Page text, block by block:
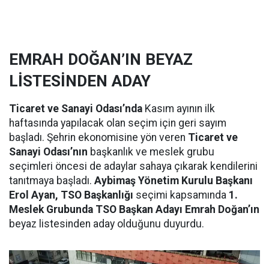
EMRAH DOĞAN’IN BEYAZ
LİSTESİNDEN ADAY
Ticaret ve Sanayi Odası’nda Kasım ayının ilk
haftasında yapılacak olan seçim için geri sayım
başladı. Şehrin ekonomisine yön veren Ticaret ve
Sanayi Odası’nın başkanlık ve meslek grubu
seçimleri öncesi de adaylar sahaya çıkarak kendilerini
tanıtmaya başladı. Aybimaş Yönetim Kurulu Başkanı
Erol Ayan, TSO Başkanlığı seçimi kapsamında 1.
Meslek Grubunda TSO Başkan Adayı Emrah Doğan’ın
beyaz listesinden aday olduğunu duyurdu.